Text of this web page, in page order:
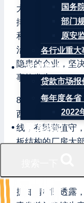
国务
部门
原安
各行业重大
权威数据
贷款市场报
每年度各省
2022
联系我们
大会，要求对全
排查整治。白沟
和所有部门力量
治，逐个企业建
隐患的企业，坚
事故发生。
8月8日上午，中
西北头的事发现
线，有民警值守
板结构的厂房大
留有火烧灰渍。
据知情村民透露